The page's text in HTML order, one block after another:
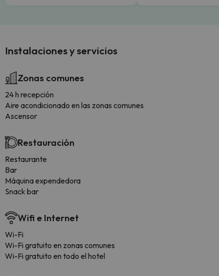
Instalaciones y servicios
Zonas comunes
24 h recepción
Aire acondicionado en las zonas comunes
Ascensor
Restauración
Restaurante
Bar
Máquina expendedora
Snack bar
Wifi e Internet
Wi-Fi
Wi-Fi gratuito en zonas comunes
Wi-Fi gratuito en todo el hotel